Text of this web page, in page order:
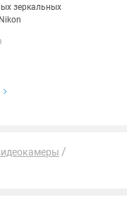
зеркальных